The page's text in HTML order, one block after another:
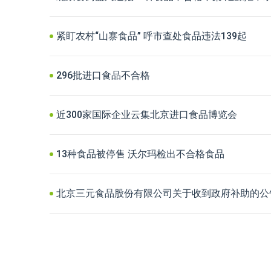
紧盯农村“山寨食品” 呼市查处食品违法139起
296批进口食品不合格
近300家国际企业云集北京进口食品博览会
13种食品被停售 沃尔玛检出不合格食品
北京三元食品股份有限公司关于收到政府补助的